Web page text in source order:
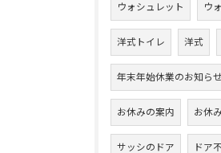
ウォシュレット ウ
洋式トイレ 洋式
年末年始休業のお知らせ
お休みの案内 お休み
サッシのドア ドア